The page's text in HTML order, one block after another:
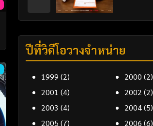
ปีที่วิดีโอวางจำหน่าย
1999 (2) 2000 (2)
2001 (4) 2002 (2)
2003 (4) 2004(5)
2005 (7) 2006 (6)